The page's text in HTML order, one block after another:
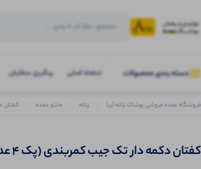
دسته بندی محصولات صفحه اصلی پیگیری سفارش
فروشگاه عمده فروشی پوشاک زنانه آریا زنانه مانتو عمده کفتان
کفتان دکمه دار تک جیب کمربندی (پک 4 عددی)